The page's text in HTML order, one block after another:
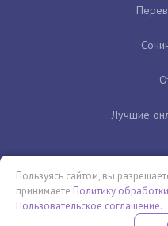
Лучшие
Пользуясь сайтом, вы
принимаете Политику
Пользовательское соглашение.